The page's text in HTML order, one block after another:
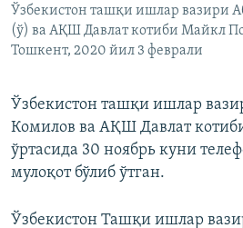
Ўзбекистон ташқи ишлар вазири
(ў) ва АҚШ Давлат котиби Майкл
Тошкент, 2020 йил 3 феврали
Ўзбекистон ташқи ишлар
Комилов ва АҚШ Давлат
ўртасида 30 ноябрь куни
мулоқот бўлиб ўтган.
Ўзбекистон Ташқи ишлар